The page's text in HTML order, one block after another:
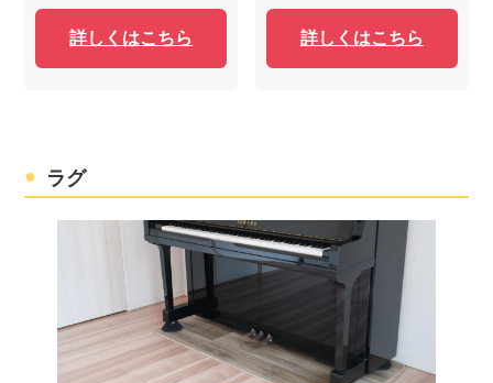
詳しくはこちら 詳しくはこちら
ラグ